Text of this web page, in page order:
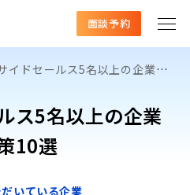
面談予約
インサイドセールス5名以上の企業のリード不足対策10選
ス5名以上の企業
10選
いている企業